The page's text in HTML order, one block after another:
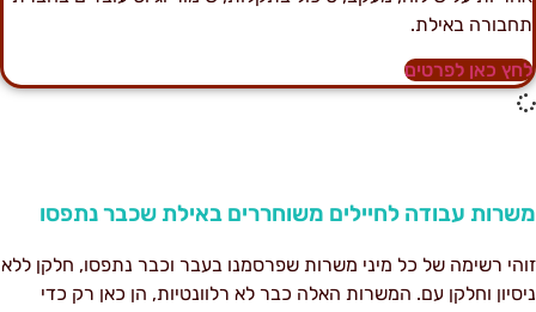
באילת.
כאן לפרטים
עבודה לחיילים משוחררים באילת שכבר נתפסו
רשימה של כל מיני משרות שפרסמנו בעבר וכבר נתפסו, חלקן ללא
וחלקן עם. המשרות האלה כבר לא רלוונטיות, הן כאן רק כדי